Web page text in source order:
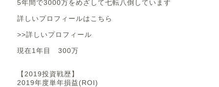
5年間で3000万をめざして七転八倒しています
詳しいプロフィールはこちら
>>詳しいプロフィール
現在1年目 300万
【2019投資戦歴】
2019年度単年損益(ROI)